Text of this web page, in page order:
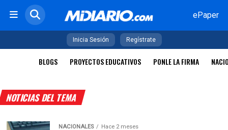
ePaper
Inicia Sesión Regístrate
BLOGS PROYECTOS EDUCATIVOS PONLE LA FIRMA
NOTICIAS DEL TEMA
NACIONALES Hace 2 meses